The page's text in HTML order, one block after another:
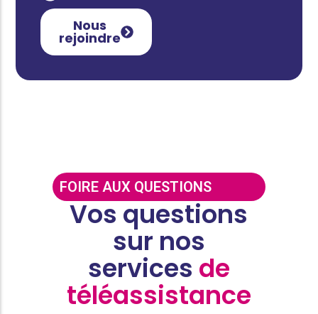
Nous
rejoindre
FOIRE AUX QUESTIONS
Vos questions
sur nos
services de
téléassistance